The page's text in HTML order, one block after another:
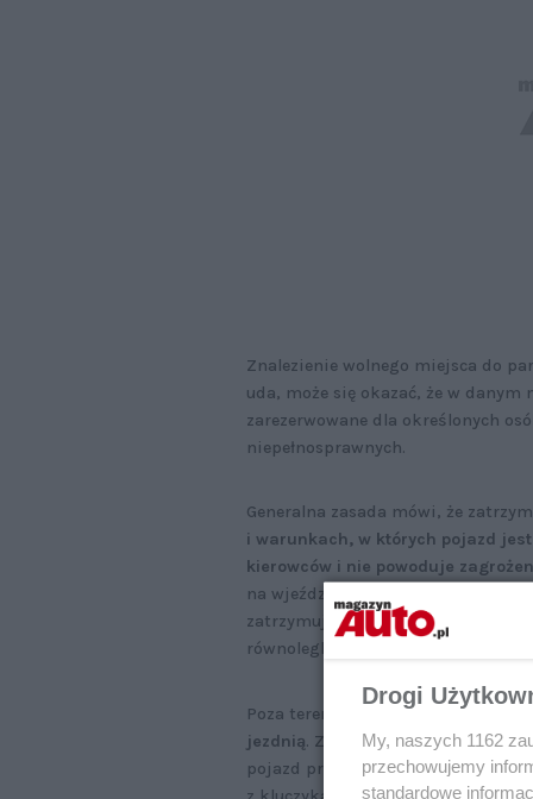
Znalezienie wolnego miejsca do
uda, może się okazać, że w
zarezerwowane dla określonych
niepełnosprawnych.
Generalna zasada mówi, że
i warunkach, w których pojazd
kierowców i nie powoduje
na wjeździe i wyjeździe z bramy,
zatrzymuje pojazd na jezdni, musi
równolegle do niej.
Poza terenem zabudowanym, jeśli
jezdnią. Zmotoryzowany nie może
pojazd przed uruchomieniem go
Drogi
My, naszych 1162
przechowujemy
standardowe